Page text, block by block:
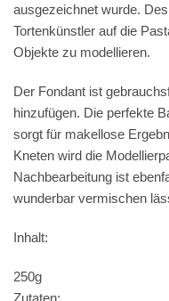
ausgezeichnet wurde.
Tortenkünstler auf die
Objekte zu modellieren.
Der Fondant ist
hinzufügen. Die perfekte
sorgt für makellose
Kneten wird die
Nachbearbeitung ist
wunderbar vermischen
Inhalt:
250g
Zutaten: